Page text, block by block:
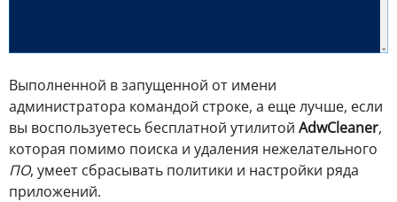
Выполненной в запущенной от имени
администратора командой строке, а еще лучше, если
вы воспользуетесь бесплатной утилитой AdwCleaner,
которая помимо поиска и удаления нежелательного
ПО, умеет сбрасывать политики и настройки ряда
приложений.